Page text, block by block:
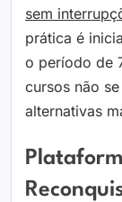
sem
prática é
o período de
cursos não
alternativas